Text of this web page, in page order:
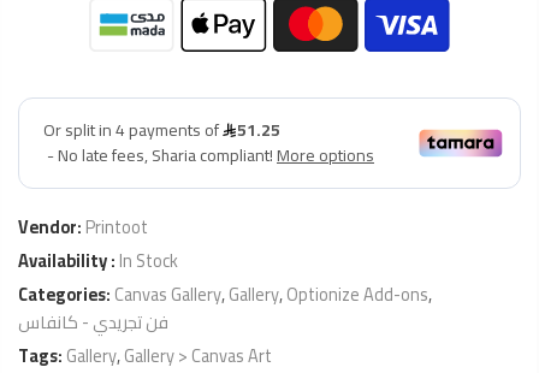
Vendor:Printoot
Availability :In Stock
Categories:Canvas Gallery,Gallery,Optionize Add-ons,
فن تجريدي - كانفاس
Tags:Gallery,Gallery > Canvas Art